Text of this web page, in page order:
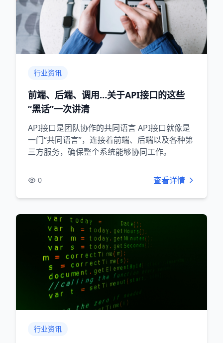
行业资讯
前端、后端、调用…关于API接口的这些
“黑话”一次讲清
API接口是团队协作的共同语言 API接口就像是
一门“共同语言”，连接着前端、后端以及各种第
三方服务，确保整个系统能够协同工作。
0 查看详情
行业资讯